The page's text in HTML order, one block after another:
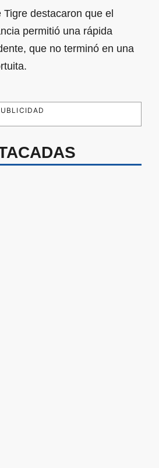
destacaron que el
permitió una rápida
que no terminó en una